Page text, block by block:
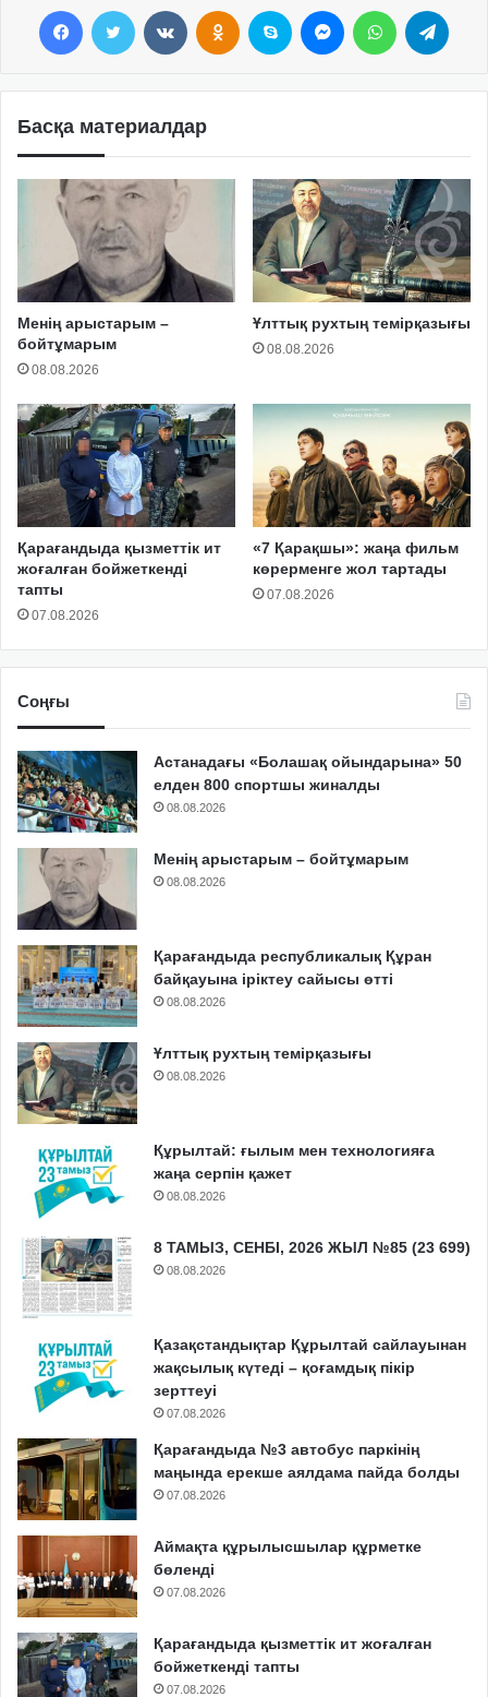
Басқа материалдар
Менің арыстарым –
бойтұмарым
08.08.2026
Ұлттық рухтың темірқазығы
08.08.2026
Қарағандыда қызметтік ит
жоғалған бойжеткенді
тапты
07.08.2026
«7 Қарақшы»: жаңа фильм
көрерменге жол тартады
07.08.2026
Соңғы
Астанадағы «Болашақ ойындарына» 50
елден 800 спортшы жиналды
08.08.2026
Менің арыстарым – бойтұмарым
08.08.2026
Қарағандыда республикалық Құран
байқауына іріктеу сайысы өтті
08.08.2026
Ұлттық рухтың темірқазығы
08.08.2026
Құрылтай: ғылым мен технологияға
жаңа серпін қажет
08.08.2026
8 ТАМЫЗ, СЕНБІ, 2026 ЖЫЛ №85 (23 699)
08.08.2026
Қазақстандықтар Құрылтай сайлауынан
жақсылық күтеді – қоғамдық пікір
зерттеуі
07.08.2026
Қарағандыда №3 автобус паркінің
маңында ерекше аялдама пайда болды
07.08.2026
Аймақта құрылысшылар құрметке
бөленді
07.08.2026
Қарағандыда қызметтік ит жоғалған
бойжеткенді тапты
07.08.2026